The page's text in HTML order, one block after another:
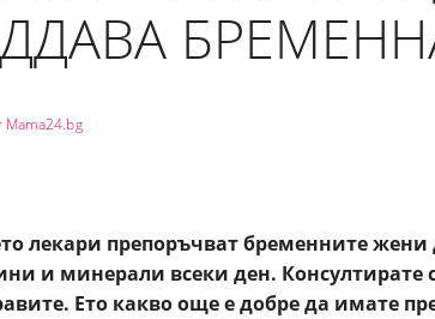
Mama24.bg
лекари препоръчват бременните жени
и минерали всеки ден. Консултирате
Ето какво още е добре да имате